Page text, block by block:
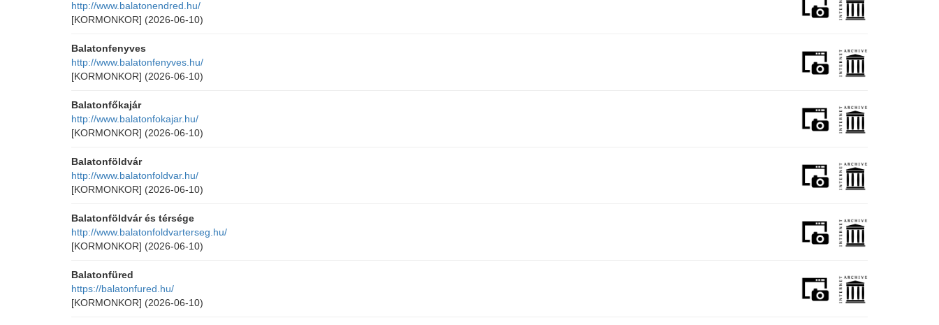
http://www.balatonendred.hu/
[KORMONKOR] (2026-06-10)
Balatonfenyves
http://www.balatonfenyves.hu/
[KORMONKOR] (2026-06-10)
Balatonfőkajár
http://www.balatonfokajar.hu/
[KORMONKOR] (2026-06-10)
Balatonföldvár
http://www.balatonfoldvar.hu/
[KORMONKOR] (2026-06-10)
Balatonföldvár és térsége
http://www.balatonfoldvarterseg.hu/
[KORMONKOR] (2026-06-10)
Balatonfüred
https://balatonfured.hu/
[KORMONKOR] (2026-06-10)